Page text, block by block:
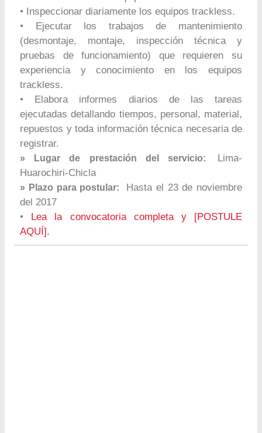
• Inspeccionar diariamente los equipos trackless.
• Ejecutar los trabajos de mantenimiento
(desmontaje, montaje, inspección técnica y
pruebas de funcionamiento) que requieren su
experiencia y conocimiento en los equipos
trackless.
• Elabora informes diarios de las tareas
ejecutadas detallando tiempos, personal, material,
repuestos y toda información técnica necesaria de
registrar.
» Lugar de prestación del servicio:
Lima-
Huarochiri-Chicla
» Plazo para postular:
Hasta el 23 de noviembre
del 2017
•
Lea la convocatoria completa y [POSTULE
AQUÍ].